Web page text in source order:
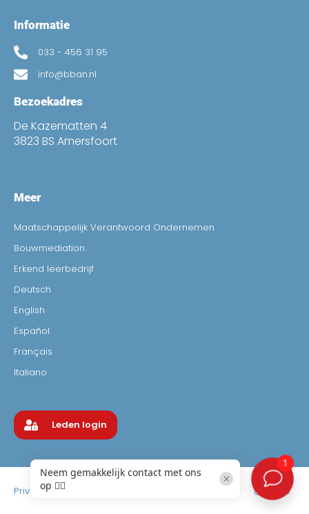
Informatie
033 - 456 31 95
info@bban.nl
Bezoekadres
De Kazematten 4
3823 BS Amersfoort
Meer
Maatschappelijk Verantwoord Ondernemen
Bouwmediation
Erkend leerbedrijf
Deutsch
English
Español
Français
Italiano
Leden login
Privacyverklaring